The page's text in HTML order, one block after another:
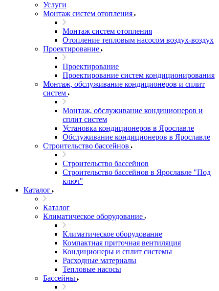
Услуги
Монтаж систем отопления
Монтаж систем отопления
Отопление тепловым насосом воздух-воздух
Проектирование
Проектирование
Проектирование систем кондиционирования
Монтаж, обслуживание кондиционеров и сплит
систем
Монтаж, обслуживание кондиционеров и
сплит систем
Установка кондиционеров в Ярославле
Обслуживание кондиционеров в Ярославле
Строительство бассейнов
Строительство бассейнов
Строительство бассейнов в Ярославле "Под
ключ"
Каталог
Каталог
Климатическое оборудование
Климатическое оборудование
Компактная приточная вентиляция
Кондиционеры и сплит системы
Расходные материалы
Тепловые насосы
Бассейны